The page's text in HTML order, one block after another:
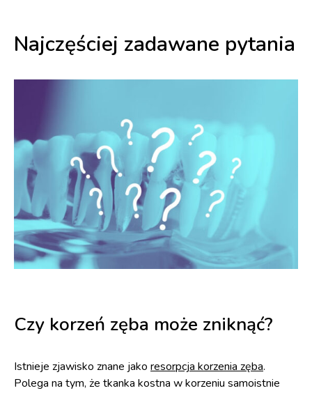
Najczęściej zadawane pytania
Czy korzeń zęba może zniknąć?
Istnieje zjawisko znane jako resorpcja korzenia zęba.
Polega na tym, że tkanka kostna w korzeniu samoistnie